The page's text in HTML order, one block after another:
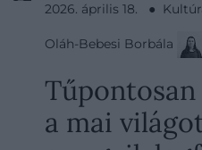
2026. április 18. ●
Oláh-Bebesi Borbála
a mai